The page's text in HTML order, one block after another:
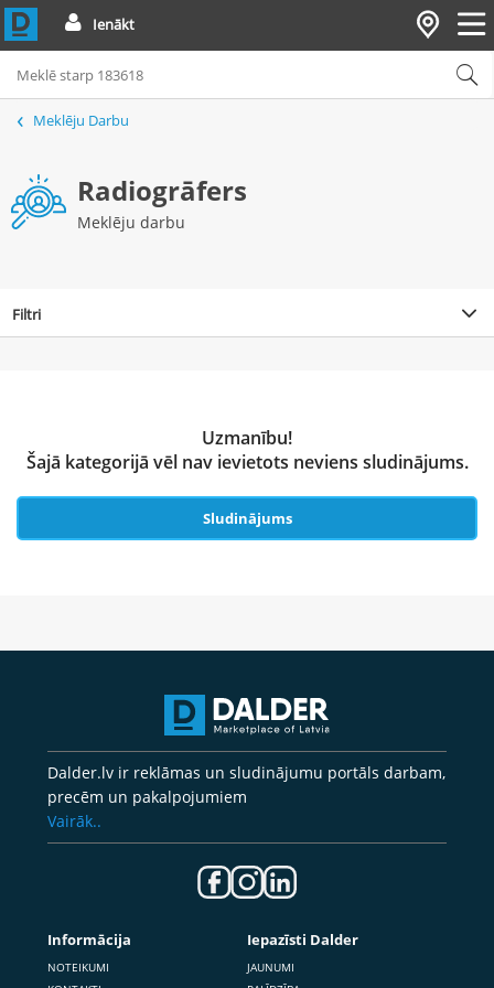
Ienākt
Meklēju Darbu
Radiogrāfers
Meklēju darbu
Filtri
Uzmanību!
Šajā kategorijā vēl nav ievietots neviens sludinājums.
Sludinājums
Dalder.lv ir reklāmas un sludinājumu portāls darbam,
precēm un pakalpojumiem
Vairāk..
Informācija
NOTEIKUMI
Iepazīsti Dalder
JAUNUMI